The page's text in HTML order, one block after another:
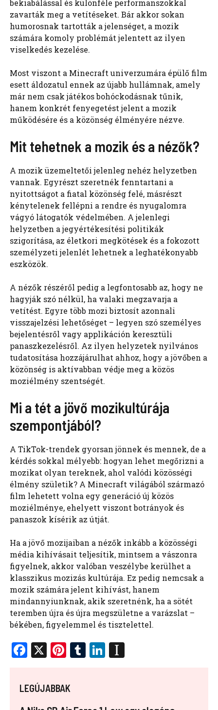
bekiabálással és különféle performanszokkal
zavarták meg a vetítéseket. Bár akkor sokan
humorosnak tartották a jelenséget, a mozik
számára komoly problémát jelentett az ilyen
viselkedés kezelése.
Most viszont a Minecraft univerzumára épülő film
esett áldozatul ennek az újabb hullámnak, amely
már nem csak játékos bohóckodásnak tűnik,
hanem konkrét fenyegetést jelent a mozik
működésére és a közönség élményére nézve.
Mit tehetnek a mozik és a nézők?
A mozik üzemeltetői jelenleg nehéz helyzetben
vannak. Egyrészt szeretnék fenntartani a
nyitottságot a fiatal közönség felé, másrészt
kénytelenek fellépni a rendre és nyugalomra
vágyó látogatók védelmében. A jelenlegi
helyzetben a jegyértékesítési politikák
szigorítása, az életkori megkötések és a fokozott
személyzeti jelenlét lehetnek a leghatékonyabb
eszközök.
A nézők részéről pedig a legfontosabb az, hogy ne
hagyják szó nélkül, ha valaki megzavarja a
vetítést. Egyre több mozi biztosít azonnali
visszajelzési lehetőséget – legyen szó személyes
bejelentésről vagy applikáción keresztüli
panaszkezelésről. Az ilyen helyzetek nyilvános
tudatosítása hozzájárulhat ahhoz, hogy a jövőben a
közönség is aktívabban védje meg a közös
moziélmény szentségét.
Mi a tét a jövő mozikultúrája
szempontjából?
A TikTok-trendek gyorsan jönnek és mennek, de a
kérdés sokkal mélyebb: hogyan lehet megőrizni a
mozikat olyan tereknek, ahol valódi közösségi
élmény születik? A Minecraft világából származó
film lehetett volna egy generáció új közös
moziélménye, ehelyett viszont botrányok és
panaszok kísérik az útját.
Ha a jövő mozijaiban a nézők inkább a közösségi
média kihívásait teljesítik, mintsem a vászonra
figyelnek, akkor valóban veszélybe kerülhet a
klasszikus mozizás kultúrája. Ez pedig nemcsak a
mozik számára jelent kihívást, hanem
mindannyiunknak, akik szeretnénk, ha a sötét
teremben újra és újra megszületne a varázslat –
békében, figyelemmel és tisztelettel.
F
ce
b
X Pi
er
es
T Li
LEGÚJABBAK